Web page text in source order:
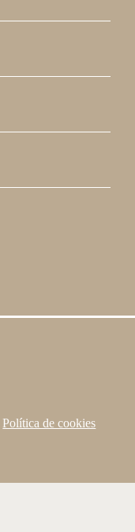
Política de cookies